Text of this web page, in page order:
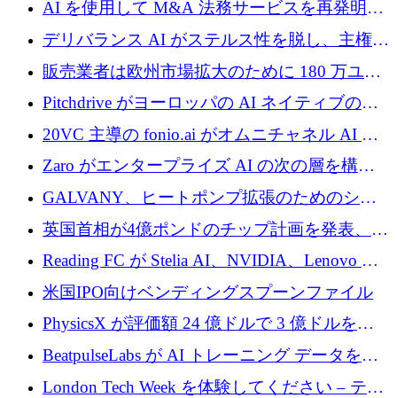
AI を使用して M&A 法務サービスを再発明す
るために 110 万ユーロを適切に確保
デリバランス AI がステルス性を脱し、主権の
あるエンタープライズ AI を強化
販売業者は欧州市場拡大のために 180 万ユー
ロを確保
Pitchdrive がヨーロッパの AI ネイティブの創
業者を支援するために 6,000 万ユーロを調達
20VC 主導の fonio.ai がオムニチャネル AI プ
ラットフォームのために 1,700 万ドルを調達
Zaro がエンタープライズ AI の次の層を構築
するために 510 万ドルを獲得
GALVANY、ヒートポンプ拡張のためのシー
ドラウンドで1,000万ユーロを確保
英国首相が4億ポンドのチップ計画を発表、英
国の新興企業は「ここで拡大」し「ここに留
まる」
Reading FC が Stelia AI、NVIDIA、Lenovo と
協力して AI Center of Excellence を立ち上げ
米国IPO向けベンディングスプーンファイル
PhysicsX が評価額 24 億ドルで 3 億ドルを調
達
BeatpulseLabs が AI トレーニング データを拡
張するために 180 万ドルのプレシードを調達
London Tech Week を体験してください – テク